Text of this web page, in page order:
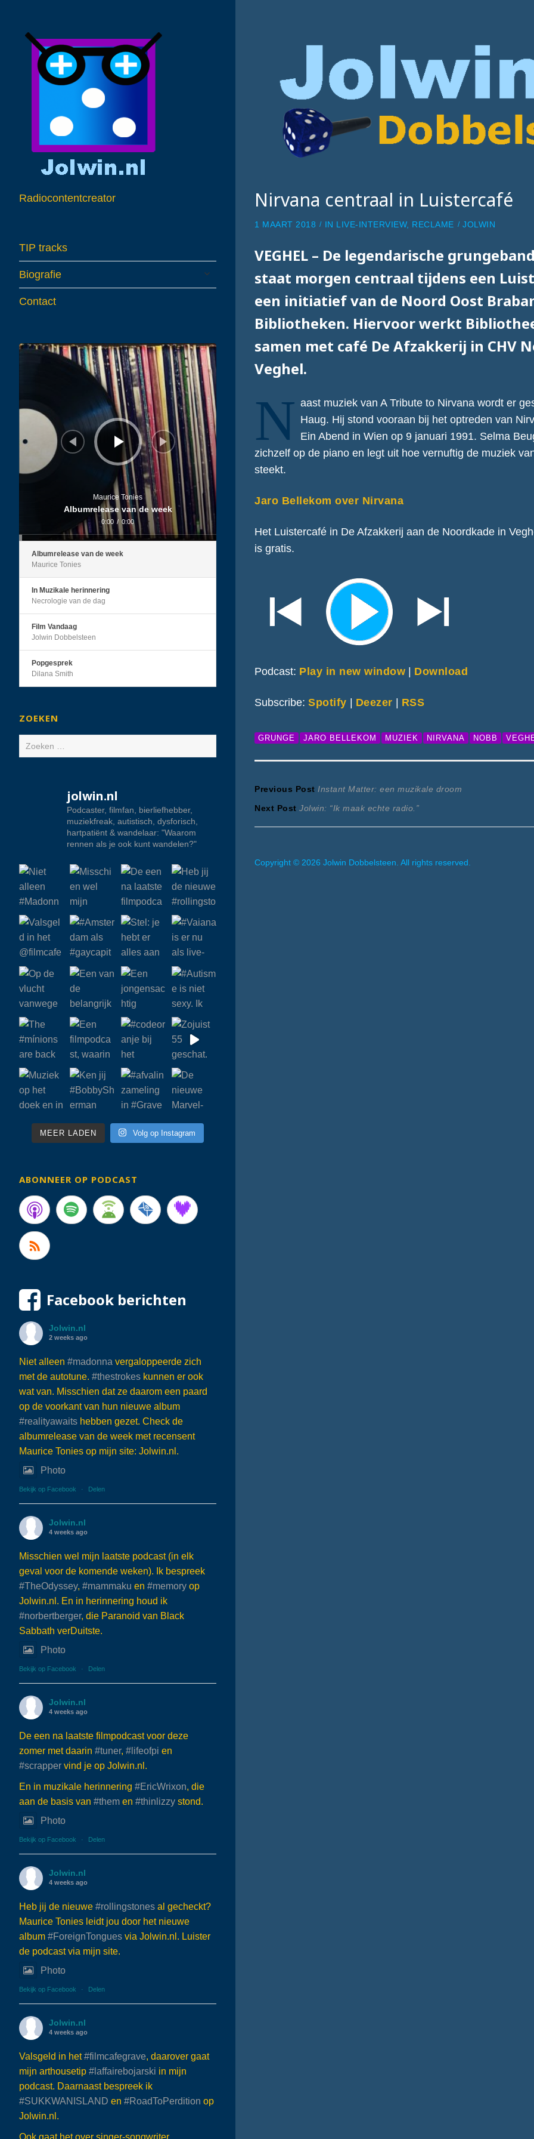
Radiocontentcreator
TIP tracks
Biografie
child
menu
Contact
Audiospeler
Maurice Tonies
Albumrelease van de week
0:00 / 0:00
Albumrelease van de week
Maurice Tonies
In Muzikale herinnering
Necrologie van de dag
Film Vandaag
Jolwin Dobbelsteen
Popgesprek
Dilana Smith
ZOEKEN
Zoeken
naar:
jolwin.nl
Podcaster, filmfan, bierliefhebber,
muziekfreak, autistisch, dysforisch,
hartpatiënt & wandelaar: "Waarom
rennen als je ook kunt wandelen?"
MEER LADEN Volg op Instagram
ABONNEER OP PODCAST
Facebook berichten
Jolwin.nl
2 weeks ago
Niet alleen #madonna vergaloppeerde zich
met de autotune. #thestrokes kunnen er ook
wat van. Misschien dat ze daarom een paard
op de voorkant van hun nieuwe album
#realityawaits hebben gezet. Check de
albumrelease van de week met recensent
Maurice Tonies op mijn site: Jolwin.nl.
Photo
Bekijk op Facebook · Delen
Jolwin.nl
4 weeks ago
Misschien wel mijn laatste podcast (in elk
geval voor de komende weken). Ik bespreek
#TheOdyssey, #mammaku en #memory op
Jolwin.nl. En in herinnering houd ik
#norbertberger, die Paranoid van Black
Sabbath verDuitste.
Photo
Bekijk op Facebook · Delen
Jolwin.nl
4 weeks ago
De een na laatste filmpodcast voor deze
zomer met daarin #tuner, #lifeofpi en
#scrapper vind je op Jolwin.nl.
En in muzikale herinnering #EricWrixon, die
aan de basis van #them en #thinlizzy stond.
Photo
Bekijk op Facebook · Delen
Jolwin.nl
4 weeks ago
Heb jij de nieuwe #rollingstones al gecheckt?
Maurice Tonies leidt jou door het nieuwe
album #ForeignTongues via Jolwin.nl. Luister
de podcast via mijn site.
Photo
Bekijk op Facebook · Delen
Jolwin.nl
4 weeks ago
Valsgeld in het#filmcafegrave, daarover gaat
mijn arthousetip #laffairebojarski in mijn
podcast. Daarnaast bespreek ik
#SUKKWANISLAND en #RoadToPerdition op
Jolwin.nl.
Ook gaat het over singer-songwriter
Nirvana centraal in Luistercafé
1 MAART 2018 IN LIVE-INTERVIEW, RECLAME JOLWIN
VEGHEL – De legendarische
staat morgen centraal tijdens een
een initiatief van de Noord Oost
Bibliotheken. Hiervoor werkt
samen met café De Afzakkerij in CHV
Veghel.
N aast muziek van A Tribute to Nirvana wordt er
Haug. Hij stond vooraan bij het optreden van
Ein Abend in Wien op 9 januari 1991. Selma
zichzelf op de piano en legt uit hoe vernuftig de muziek
steekt.
Jaro Bellekom over Nirvana
Het Luistercafé in De Afzakkerij aan de Noordkade in
is gratis.
Podcast: Play in new window | Download
Subscribe:Spotify | Deezer | RSS
GRUNGE JARO BELLEKOM MUZIEK NIRVANA NOBB
Bericht
navigatie
Previous Post Previous
post:
Instant Matter: een muzikale droom
Next Post Next
post:
Jolwin: “Ik maak echte radio.”
Copyright © 2026 Jolwin Dobbelsteen. All rights reserved.